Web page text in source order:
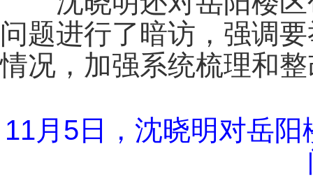
问题进行了暗访，强调
情况，加强系统梳理和
11月5日，沈晓明对岳